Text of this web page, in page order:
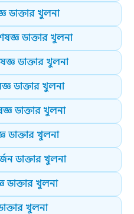
ডাক্তার খুলনা
ডাক্তার খুলনা
ডাক্তার খুলনা
ডাক্তার খুলনা
ডাক্তার খুলনা
ডাক্তার খুলনা
ডাক্তার খুলনা
ডাক্তার খুলনা
খুলনা